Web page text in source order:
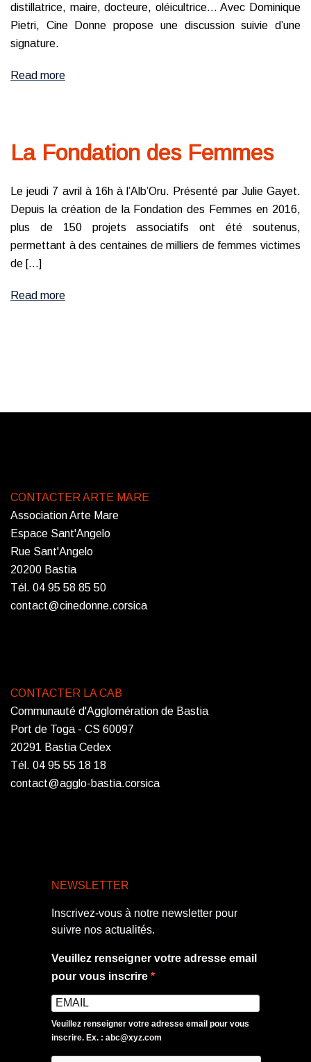
distillatrice, maire, docteure, oléicultrice… Avec Dominique
Pietri, Cine Donne propose une discussion suivie d’une
signature.
Read more
La Fondation des Femmes
Le jeudi 7 avril à 16h à l’Alb’Oru. Présenté par Julie Gayet.
Depuis la création de la Fondation des Femmes en 2016,
plus de 150 projets associatifs ont été soutenus,
permettant à des centaines de milliers de femmes victimes
de […]
Read more
CONTACTER ARTE MARE
Association Arte Mare
Espace Sant'Angelo
Rue Sant'Angelo
20200 Bastia
Tél. 04 95 58 85 50
contact@cinedonne.corsica
CONTACTER LA CAB
Communauté d'Agglomération de Bastia
Port de Toga - CS 60097
20291 Bastia Cedex
Tél. 04 95 55 18 18
contact@agglo-bastia.corsica
NEWSLETTER
Inscrivez-vous à notre newsletter pour
suivre nos actualités.
Veuillez renseigner votre adresse email
pour vous inscrire
Veuillez renseigner votre adresse email pour vous
inscrire. Ex. : abc@xyz.com